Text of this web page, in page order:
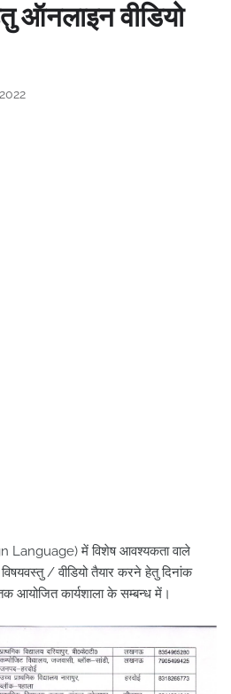
हेतु ऑनलाइन वीडियो
Language) में विशेष आवश्यकता वाले
विषयवस्तु / वीडियो तैयार करने हेतु दिनांक
कार्यशाला के सम्बन्ध में।